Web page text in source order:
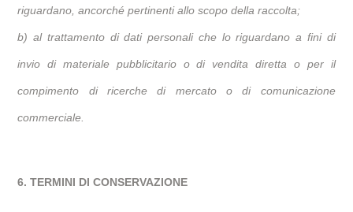
riguardano, ancorché pertinenti allo scopo della raccolta;
b) al trattamento di dati personali che lo riguardano a fini di
invio di materiale pubblicitario o di vendita diretta o per il
compimento di ricerche di mercato o di comunicazione
commerciale.
6. TERMINI DI CONSERVAZIONE